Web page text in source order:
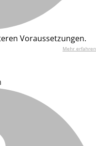
Voraussetzungen.
Mehr erfahren